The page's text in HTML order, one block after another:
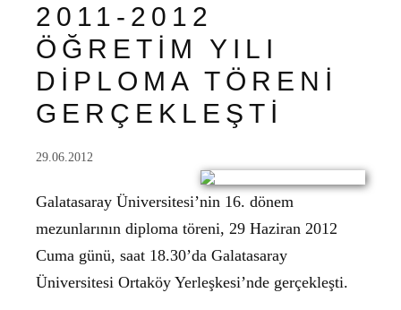
2011-2012
ÖĞRETİM YILI
DİPLOMA TÖRENİ
GERÇEKLEŞTİ
29.06.2012
Galatasaray Üniversitesi’nin 16. dönem
mezunlarının diploma töreni, 29 Haziran 2012
Cuma günü, saat 18.30’da Galatasaray
Üniversitesi Ortaköy Yerleşkesi’nde gerçekleşti.